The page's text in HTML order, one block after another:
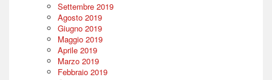
Settembre 2019
Agosto 2019
Giugno 2019
Maggio 2019
Aprile 2019
Marzo 2019
Febbraio 2019